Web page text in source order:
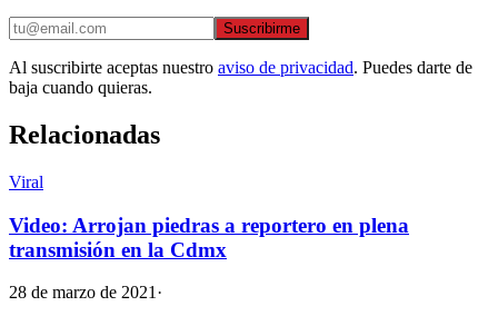
Suscribirme
Al suscribirte aceptas nuestro aviso de privacidad. Puedes darte de
baja cuando quieras.
Relacionadas
Viral
Video: Arrojan piedras a reportero en plena
transmisión en la Cdmx
28 de marzo de 2021 ·